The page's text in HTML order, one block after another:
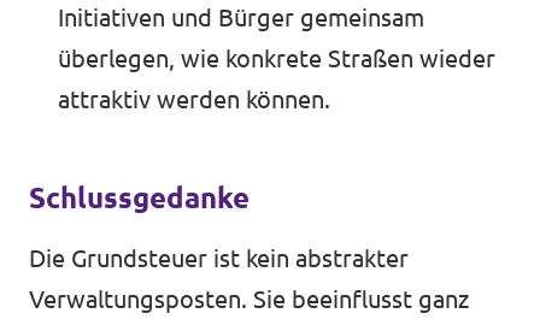
Initiativen und Bürger gemeinsam
überlegen, wie konkrete Straßen wieder
attraktiv werden können.
Schlussgedanke
Die Grundsteuer ist kein abstrakter
Verwaltungsposten. Sie beeinflusst ganz